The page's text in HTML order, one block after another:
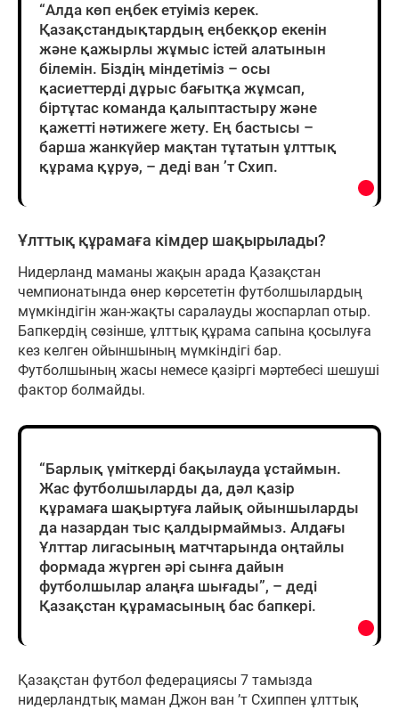
“Алда көп еңбек етуіміз керек.
Қазақстандықтардың еңбекқор екенін
және қажырлы жұмыс істей алатынын
білемін. Біздің міндетіміз – осы
қасиеттерді дұрыс бағытқа жұмсап,
біртұтас команда қалыптастыру және
қажетті нәтижеге жету. Ең бастысы –
барша жанкүйер мақтан тұтатын ұлттық
құрама құруә, – деді ван ’т Схип.
Ұлттық құрамаға кімдер шақырылады?
Нидерланд маманы жақын арада Қазақстан
чемпионатында өнер көрсететін футболшылардың
мүмкіндігін жан-жақты саралауды жоспарлап отыр.
Бапкердің сөзінше, ұлттық құрама сапына қосылуға
кез келген ойыншының мүмкіндігі бар.
Футболшының жасы немесе қазіргі мәртебесі шешуші
фактор болмайды.
“Барлық үміткерді бақылауда ұстаймын.
Жас футболшыларды да, дәл қазір
құрамаға шақыртуға лайық ойыншыларды
да назардан тыс қалдырмаймыз. Алдағы
Ұлттар лигасының матчтарында оңтайлы
формада жүрген әрі сынға дайын
футболшылар алаңға шығады”, – деді
Қазақстан құрамасының бас бапкері.
Қазақстан футбол федерациясы 7 тамызда
нидерландтық маман Джон ван ’т Схиппен ұлттық